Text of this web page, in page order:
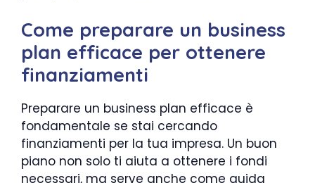
Come preparare un business
plan efficace per ottenere
finanziamenti
Preparare un business plan efficace è
fondamentale se stai cercando
finanziamenti per la tua impresa. Un buon
piano non solo ti aiuta a ottenere i fondi
necessari, ma serve anche come guida